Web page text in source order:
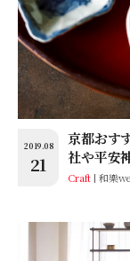
2019.08
21
京都おす
社や平安
Craft 和樂